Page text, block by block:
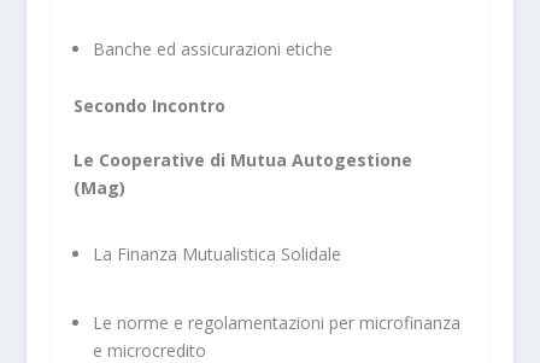
Banche ed assicurazioni etiche
Secondo Incontro
Le Cooperative di Mutua Autogestione
(Mag)
La Finanza Mutualistica Solidale
Le norme e regolamentazioni per microfinanza
e microcredito